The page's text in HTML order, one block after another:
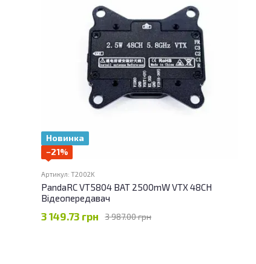
Новинка
−21%
Артикул: T2002K
PandaRC VT5804 BAT 2500mW VTX 48CH
Відеопередавач
3 987.00 грн
3 149.73 грн